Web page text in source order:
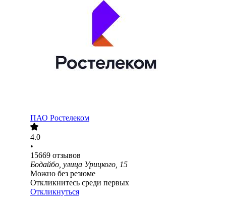
ПАО Ростелеком
4.0
•
15669 отзывов
Бодайбо, улица Урицкого, 15
Можно без резюме
Откликнитесь среди первых
Откликнуться